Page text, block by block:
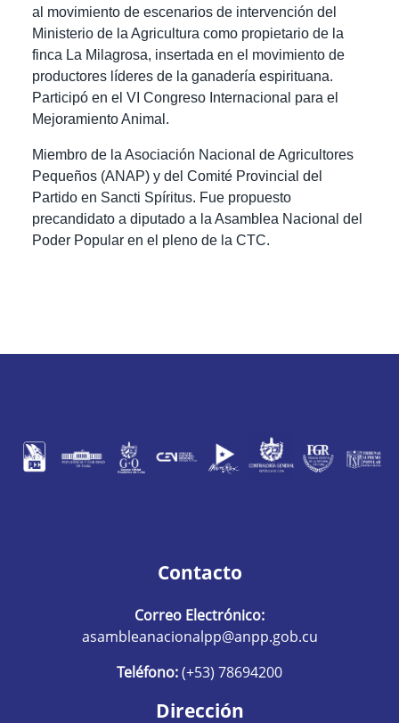
al movimiento de escenarios de intervención del
Ministerio de la Agricultura como propietario de la
finca La Milagrosa, insertada en el movimiento de
productores líderes de la ganadería espirituana.
Participó en el VI Congreso Internacional para el
Mejoramiento Animal.
Miembro de la Asociación Nacional de Agricultores
Pequeños (ANAP) y del Comité Provincial del
Partido en Sancti Spíritus. Fue propuesto
precandidato a diputado a la Asamblea Nacional del
Poder Popular en el pleno de la CTC.
Contacto
Correo Electrónico:
asambleanacionalpp@anpp.gob.cu
Teléfono:(+53) 78694200
Dirección